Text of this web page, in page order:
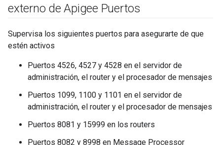
externo de Apigee Puertos
Supervisa los siguientes puertos para asegurarte de que
estén activos
Puertos 4526, 4527 y 4528 en el servidor de
administración, el router y el procesador de mensajes
Puertos 1099, 1100 y 1101 en el servidor de
administración, el router y el procesador de mensajes
Puertos 8081 y 15999 en los routers
Puertos 8082 y 8998 en Message Processor